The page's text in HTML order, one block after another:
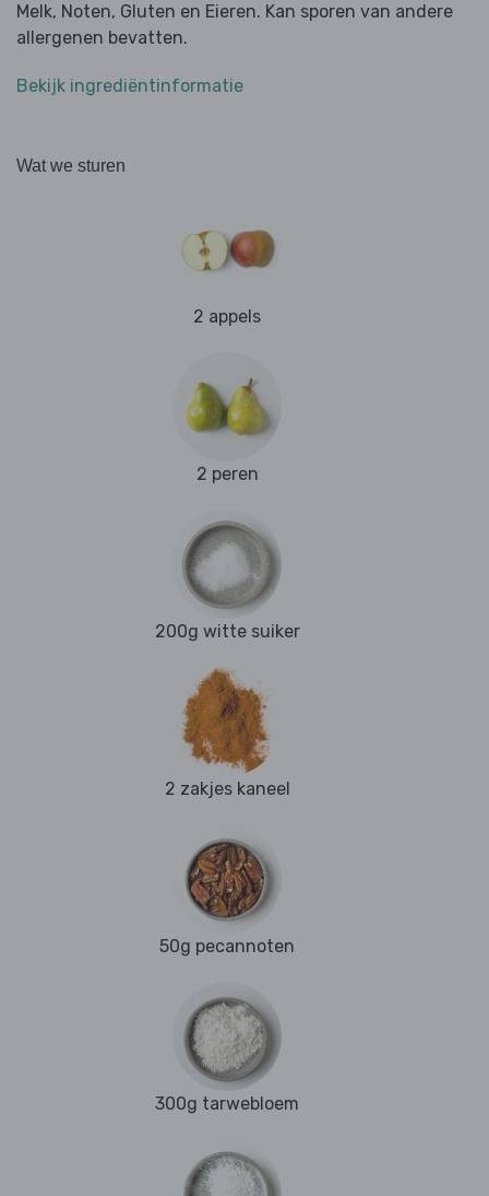
Melk, Noten, Gluten en Eieren. Kan sporen van andere
allergenen bevatten.
Bekijk ingrediëntinformatie
Wat we sturen
2 appels
2 peren
200g witte suiker
2 zakjes kaneel
50g pecannoten
300g tarwebloem